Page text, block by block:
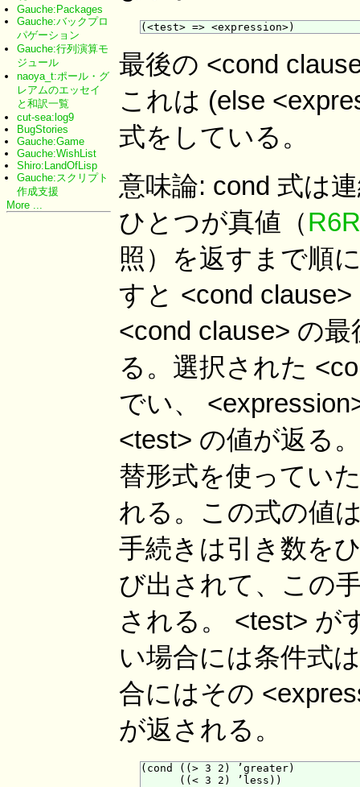
最後の <cond
これは (else
式をしている。
意味論: cond 式は
ひとつが真値（
照）を返すまで順
すと <cond
<cond clause> の
る。選択された
でい、
<test> の値が返る
替形式を使ってい
れる。この式の値
手続きは引き数を
び出されて、この
される。 <test> が
い場合には条件式
合にはその
が返される。
(cond ((> 3 2) ’greater)
((< 3 2) ’less))
Gauche:Packages
Gauche:バックプロ
パゲーション
Gauche:行列演算モ
ジュール
naoya_t:ポール・グ
レアムのエッセイ
と和訳一覧
cut-sea:log9
BugStories
Gauche:Game
Gauche:WishList
Shiro:LandOfLisp
Gauche:スクリプト
作成支援
More ...